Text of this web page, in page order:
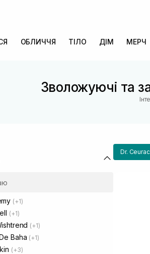
ОБЛИЧЧЯ ТІЛО ДІМ МЕРЧ
Зволожуючі та
(+1)
(+1)
(+1)
Baha (+1)
(+3)
Dr.